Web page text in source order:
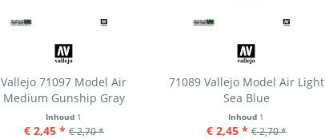
Vallejo 71097 Model Air
Medium Gunship Gray
Inhoud 1
€ 2,45 * € 2,70 *
71089 Vallejo Model Air Light
Sea Blue
Inhoud 1
€ 2,45 * € 2,70 *